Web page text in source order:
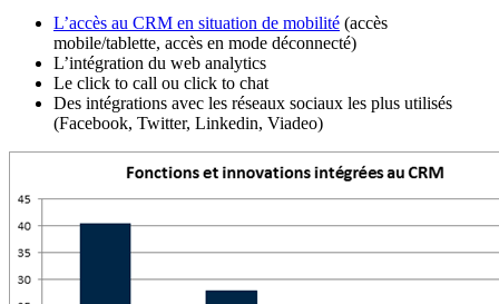
L’accès au CRM en situation de mobilité (accès
mobile/tablette, accès en mode déconnecté)
L’intégration du web analytics
Le click to call ou click to chat
Des intégrations avec les réseaux sociaux les plus utilisés
(Facebook, Twitter, Linkedin, Viadeo)